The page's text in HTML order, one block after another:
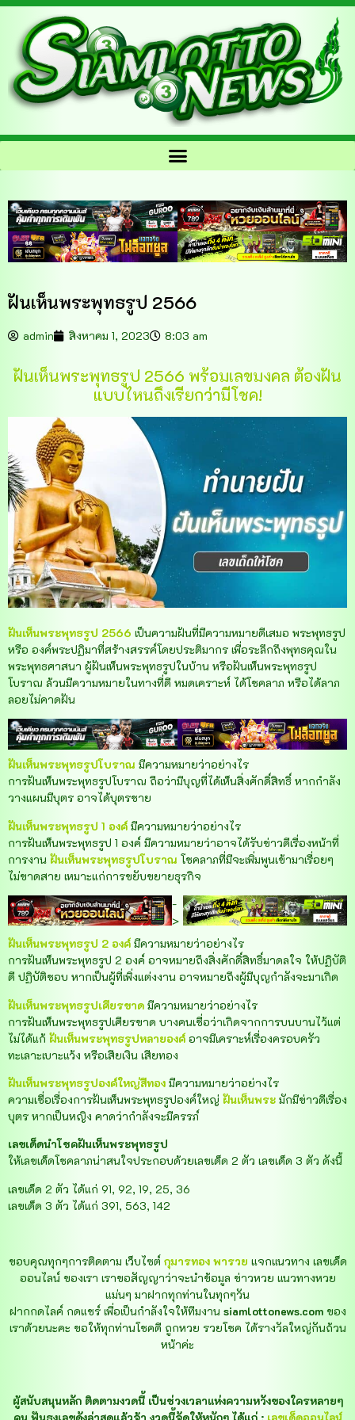
ฝันเห็นพระพุทธรูป 2566
admin สิงหาคม 1, 2023 8:03 am
ฝันเห็นพระพุทธรูป 2566 พร้อมเลขมงคล ต้องฝัน
แบบไหนถึงเรียกว่ามีโชค!
ฝันเห็นพระพุทธรูป 2566 เป็นความฝันที่มีความหมายดีเสมอ พระพุทธรูป
หรือ องค์พระปฏิมาที่สร้างสรรค์โดยประติมากร เพื่อระลึกถึงพุทธคุณใน
พระพุทธศาสนา ผู้ฝันเห็นพระพุทธรูปในบ้าน หรือฝันเห็นพระพุทธรูป
โบราณ ล้วนมีความหมายในทางที่ดี หมดเคราะห์ ได้โชคลาภ หรือได้ลาภ
ลอยไม่คาดฝัน
ฝันเห็นพระพุทธรูปโบราณ มีความหมายว่าอย่างไร
การฝันเห็นพระพุทธรูปโบราณ ถือว่ามีบุญที่ได้เห็นสิ่งศักดิ์สิทธิ์ หากกำลัง
วางแผนมีบุตร อาจได้บุตรชาย
ฝันเห็นพระพุทธรูป 1 องค์ มีความหมายว่าอย่างไร
การฝันเห็นพระพุทธรูป 1 องค์ มีความหมายว่าอาจได้รับข่าวดีเรื่องหน้าที่
การงาน ฝันเห็นพระพุทธรูปโบราณ โชคลาภที่มีจะเพิ่มพูนเข้ามาเรื่อยๆ
ไม่ขาดสาย เหมาะแก่การขยับขยายธุรกิจ
-
>
ฝันเห็นพระพุทธรูป 2 องค์ มีความหมายว่าอย่างไร
การฝันเห็นพระพุทธรูป 2 องค์ อาจหมายถึงสิ่งศักดิ์สิทธิ์มาดลใจ ให้ปฏิบัติ
ดี ปฏิบัติชอบ หากเป็นผู้ที่เพิ่งแต่งงาน อาจหมายถึงผู้มีบุญกำลังจะมาเกิด
ฝันเห็นพระพุทธรูปเศียรขาด มีความหมายว่าอย่างไร
การฝันเห็นพระพุทธรูปเศียรขาด บางคนเชื่อว่าเกิดจากการบนบานไว้แต่
ไม่ได้แก้ ฝันเห็นพระพุทธรูปหลายองค์ อาจมีเคราะห์เรื่องครอบครัว
ทะเลาะเบาะแว้ง หรือเสียเงิน เสียทอง
ฝันเห็นพระพุทธรูปองค์ใหญ่สีทอง มีความหมายว่าอย่างไร
ความเชื่อเรื่องการฝันเห็นพระพุทธรูปองค์ใหญ่ ฝันเห็นพระ มักมีข่าวดีเรื่อง
บุตร หากเป็นหญิง คาดว่ากำลังจะมีครรภ์
เลขเด็ดนำโชคฝันเห็นพระพุทธรูป
ให้เลขเด็ดโชคลาภน่าสนใจประกอบด้วยเลขเด็ด 2 ตัว เลขเด็ด 3 ตัว ดังนี้
เลขเด็ด 2 ตัว ได้แก่ 91, 92, 19, 25, 36
เลขเด็ด 3 ตัว ได้แก่ 391, 563, 142
ขอบคุณทุกๆการติดตาม เว็บไซต์ กุมารทอง พารวย แจกแนวทาง เลขเด็ด
ออนไลน์ ของเรา เราขอสัญญาว่าจะนำข้อมูล ข่าวหวย แนวทางหวย
แม่นๆ มาฝากทุกท่านในทุกๆวัน
ฝากกดไลค์ กดแชร์ เพื่อเป็นกำลังใจให้ทีมงาน siamlottonews.comของ
เราด้วยนะคะ ขอให้ทุกท่านโชคดี ถูกหวย รวยโชค ได้รางวัลใหญ่กันถ้วน
หน้าค่ะ
ผู้สนับสนุนหลัก ติดตามงวดนี้ เป็นช่วงเวลาแห่งความหวังของใครหลายๆ